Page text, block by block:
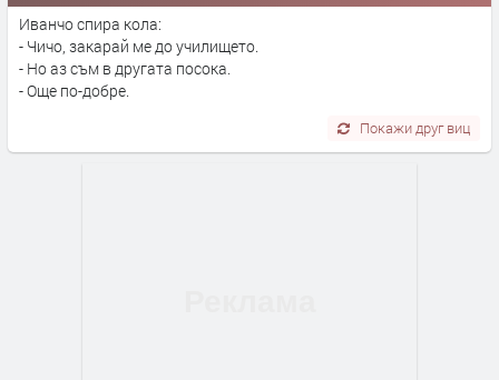
Иванчо спира кола:
- Чичо, закарай ме до училището.
- Но аз съм в другата посока.
- Още по-добре.
Покажи друг виц